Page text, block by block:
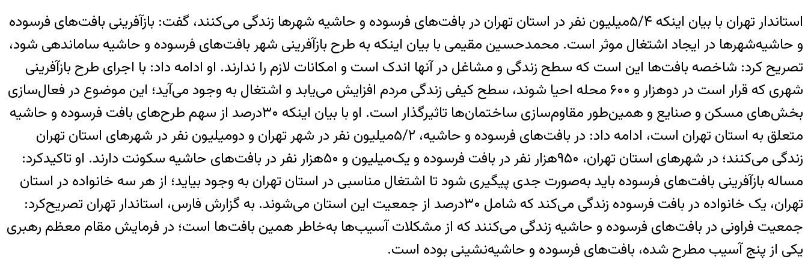
استاندار تهران با بیان اینکه ۵/۴‌میلیون نفر در استان تهران در بافت‌های فرسوده و حاشیه شهرها زندگی می‌کنند، گفت: بازآفرینی بافت‌های فرسوده
و حاشیه‌شهرها در ایجاد اشتغال موثر است. محمدحسین مقیمی با بیان اینکه به طرح بازآفرینی شهر بافت‌های فرسوده و حاشیه ساماندهی شود،
تصریح کرد: شاخصه بافت‌ها این است که سطح زندگی و مشاغل در آنها اندک است و امکانات لازم را ندارند. او ادامه داد: با اجرای طرح بازآفرینی
شهری که قرار است در دو‌هزار و ۶۰۰ محله احیا شوند، سطح کیفی زندگی مردم افزایش می‌یابد و اشتغال به وجود می‌آید؛ این موضوع در فعال‌سازی
بخش‌های مسکن و صنایع و همین‌طور مقاوم‌سازی ساختمان‌ها تاثیرگذار است. او با بیان اینکه ۳۰‌درصد از سهم طرح‌های بافت فرسوده و حاشیه
متعلق به استان تهران است، ادامه داد: در بافت‌های فرسوده و حاشیه، ۵/۲‌میلیون نفر در شهر تهران و دو‌میلیون نفر در شهرهای استان تهران
زندگی می‌کنند؛ در شهرهای استان تهران، ۹۵۰‌هزار نفر در بافت فرسوده و یک‌میلیون و ۵۰‌هزار نفر در بافت‌های حاشیه سکونت دارند. او تاکیدکرد:
مساله بازآفرینی بافت‌های فرسوده باید به‌صورت جدی پیگیری شود تا اشتغال مناسبی در استان تهران به وجود بیاید؛ از هر سه خانواده در استان
تهران، یک خانواده در بافت فرسوده زندگی می‌کند که شامل ۳۰‌درصد از جمعیت این استان می‌شوند. به گزارش فارس، استاندار تهران تصریح‌کرد:
جمعیت فراونی در بافت‌های فرسوده و حاشیه زندگی می‌کنند که از مشکلات آسیب‌ها به‌خاطر همین بافت‌ها است؛ در فرمایش مقام معظم رهبری
یکی از پنج آسیب مطرح شده، بافت‌های فرسوده و حاشیه‌نشینی بوده است.